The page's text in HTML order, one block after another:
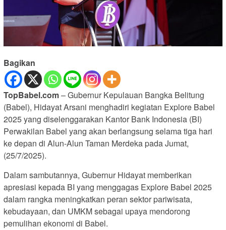
Bagikan
TopBabel.com– Gubernur Kepulauan Bangka Belitung
(Babel), Hidayat Arsani menghadiri kegiatan Explore Babel
2025 yang diselenggarakan Kantor Bank Indonesia (BI)
Perwakilan Babel yang akan berlangsung selama tiga hari
ke depan di Alun-Alun Taman Merdeka pada Jumat,
(25/7/2025).
Dalam sambutannya, Gubernur Hidayat memberikan
apresiasi kepada BI yang menggagas Explore Babel 2025
dalam rangka meningkatkan peran sektor pariwisata,
kebudayaan, dan UMKM sebagai upaya mendorong
pemulihan ekonomi di Babel.